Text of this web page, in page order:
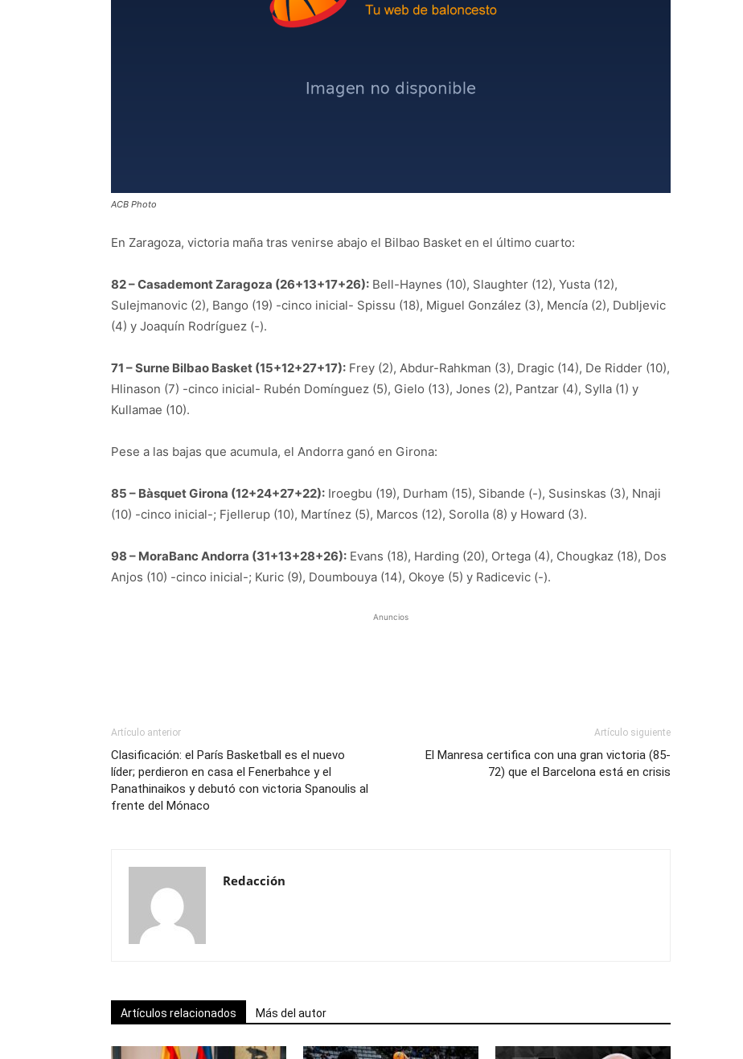
ACB Photo
En Zaragoza, victoria maña tras venirse abajo el Bilbao Basket en el último cuarto:
82 – Casademont Zaragoza (26+13+17+26): Bell-Haynes (10), Slaughter (12), Yusta (12),
Sulejmanovic (2), Bango (19) -cinco inicial- Spissu (18), Miguel González (3), Mencía (2), Dubljevic
(4) y Joaquín Rodríguez (-).
71 – Surne Bilbao Basket (15+12+27+17): Frey (2), Abdur-Rahkman (3), Dragic (14), De Ridder (10),
Hlinason (7) -cinco inicial- Rubén Domínguez (5), Gielo (13), Jones (2), Pantzar (4), Sylla (1) y
Kullamae (10).
Pese a las bajas que acumula, el Andorra ganó en Girona:
85 – Bàsquet Girona (12+24+27+22): Iroegbu (19), Durham (15), Sibande (-), Susinskas (3), Nnaji
(10) -cinco inicial-; Fjellerup (10), Martínez (5), Marcos (12), Sorolla (8) y Howard (3).
98 – MoraBanc Andorra (31+13+28+26): Evans (18), Harding (20), Ortega (4), Chougkaz (18), Dos
Anjos (10) -cinco inicial-; Kuric (9), Doumbouya (14), Okoye (5) y Radicevic (-).
Anuncios
Artículo anterior
Clasificación: el París Basketball es el nuevo
líder; perdieron en casa el Fenerbahce y el
Panathinaikos y debutó con victoria Spanoulis al
frente del Mónaco
Artículo siguiente
El Manresa certifica con una gran victoria (85-
72) que el Barcelona está en crisis
Redacción
Artículos relacionados Más del autor